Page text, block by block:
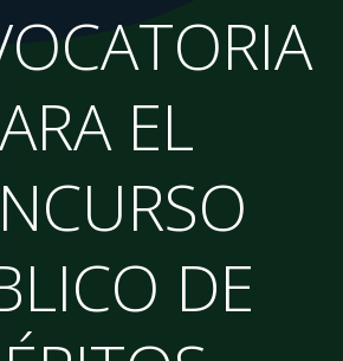
EL
DE